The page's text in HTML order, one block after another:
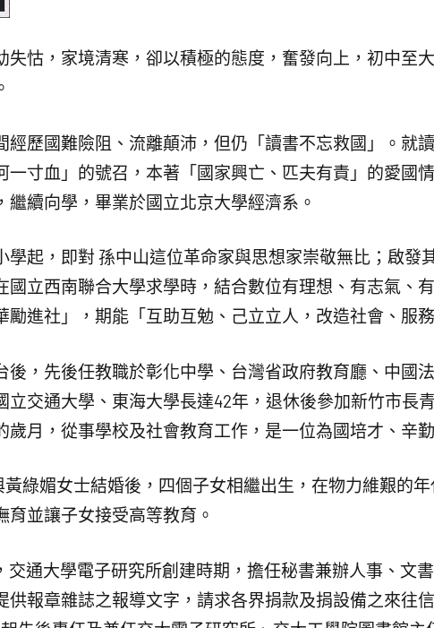
怙，家境清寒，卻以積極的態度，奮發向上，初中至
歷國難險阻、流離顛沛，但仍「讀書不忘救國」。就
一寸血」的號召，本著「國家興亡、匹夫有責」的愛國
繼續向學，畢業於國立北京大學經濟系。
起，即對 孫中山這位革命家與思想家崇敬無比；啟發
國立西南聯合大學求學時，結合數位有理想、有志氣、
勵進社」，期能「互助互勉、己立立人，改造社會、服
，先後任教職於彰化中學、台灣省政府教育廳、中國
立交通大學、東海大學長達42年，退休後參加新竹市長
歲月，從事學校及社會教育工作，是一位為國培才、辛
綠媚女士結婚後，四個子女相繼出生，在物力維艱的
育並讓子女接受高等教育。
通大學電子研究所創建時期，擔任秘書兼辦人事、文
供報章雜誌之報導文字，請求各界捐款及捐設備之來往